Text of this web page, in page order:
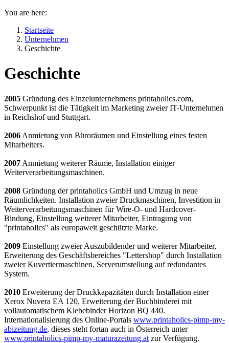
You are here:
Startseite
Unternehmen
Geschichte
Geschichte
2005 Gründung des Einzelunternehmens printaholics.com,
Schwerpunkt ist die Tätigkeit im Marketing zweier IT-Unternehmen
in Reichshof und Stuttgart.
2006 Anmietung von Büroräumen und Einstellung eines festen
Mitarbeiters.
2007 Anmietung weiterer Räume, Installation einiger
Weiterverarbeitungsmaschinen.
2008 Gründung der printaholics GmbH und Umzug in neue
Räumlichkeiten. Installation zweier Druckmaschinen, Investition in
Weiterverarbeitungsmaschinen für Wire-O- und Hardcover-
Bindung, Einstellung weiterer Mitarbeiter, Eintragung von
"printaholics" als europaweit geschützte Marke.
2009 Einstellung zweier Auszubildender und weiterer Mitarbeiter,
Erweiterung des Geschäftsbereiches "Lettershop" durch Installation
zweier Kuvertiermaschinen, Serverumstellung auf redundantes
System.
2010 Erweiterung der Druckkapazitäten durch Installation einer
Xerox Nuvera EA 120, Erweiterung der Buchbinderei mit
vollautomatischem Klebebinder Horizon BQ 440.
Internationalisierung des Online-Portals www.printaholics-pimp-my-
abizeitung.de, dieses steht fortan auch in Österreich unter
www.printaholics-pimp-my-maturazeitung.at zur Verfügung.